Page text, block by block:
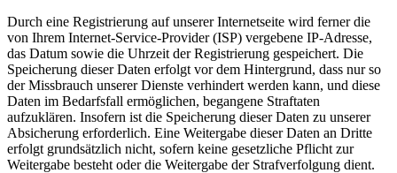
Durch eine Registrierung auf unserer Internetseite wird ferner die
von Ihrem Internet-Service-Provider (ISP) vergebene IP-Adresse,
das Datum sowie die Uhrzeit der Registrierung gespeichert. Die
Speicherung dieser Daten erfolgt vor dem Hintergrund, dass nur so
der Missbrauch unserer Dienste verhindert werden kann, und diese
Daten im Bedarfsfall ermöglichen, begangene Straftaten
aufzuklären. Insofern ist die Speicherung dieser Daten zu unserer
Absicherung erforderlich. Eine Weitergabe dieser Daten an Dritte
erfolgt grundsätzlich nicht, sofern keine gesetzliche Pflicht zur
Weitergabe besteht oder die Weitergabe der Strafverfolgung dient.